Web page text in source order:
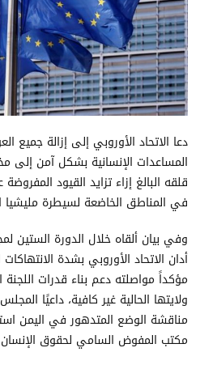
دعا الاتحاد الأوروبي إلى إزالة جميع
المساعدات الإنسانية بشكل آمن إلى
قلقه البالغ إزاء تزايد القيود
في المناطق الخاضعة لسيطرة مليشيا
وفي بيان ألقاه خلال الدورة
أدان الاتحاد الأوروبي بشدة
مؤكداً مواصلته دعم بناء قدرات اللجنة
ولايتها الحالية غير كافية، داعيًا
مناقشة الوضع المتدهور في اليمن
مكتب المفوض السامي لحقوق